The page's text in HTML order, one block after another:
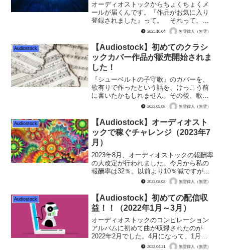
オーディオストックからちょくちょくメ
ールが届くんです。『作品がお気に入り
登録されました』って。 それって、ほ
とんどが効果音でして。BGMはまーずお
気に入りされないのが『無雲』クウォリ
ティーなんですよ。配信さえされていな
きゃ、オーディオストッ...
2025.10.04 無雲律人（無雲）
Audiostock
【Audiostock】初めてのクラシ
ックカバー作品が販売開始されま
した！
『シューベルトの子守歌』のカバーを、
歌有りで作ったという話を、けっこう前
に書いたかもしれません。その後、歌詞
がまだ著作権保護中だと気付き、お蔵入
りになっていたこの作品ですが、「歌の
部分も楽器の音色にして送ってみたらい
いじゃないか」と閃きまし...
2022.05.08 無雲律人（無雲）
Audiostock
【Audiostock】オーディオスト
ックで稼ぐチャレンジ（2023年7
月）
2023年8月、オーディオストックの報酬率
の大改定が行われました。今月から私の
報酬率は32％。以前より10％減ですが、
最低ラインの30％よりは一段上という、
ほぼ目くそ鼻くそな可哀想な報酬率にな
った私なわけですが……。 先月分の定
額制DLの報...
2023.08.03 無雲律人（無雲）
Audiostock
【Audiostock】初めての配信収
益！！（2022年1月～3月）
オーディオストックのコンピレーション
アルバムに初めて曲が収録されたのが
2022年2月でした。4月になって、1月か
ら3月までの配信収益の報告メールが来ま
2022.04.21 無雲律人（無雲）